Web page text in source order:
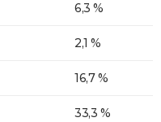
6,3 %
2,1 %
16,7 %
33,3 %